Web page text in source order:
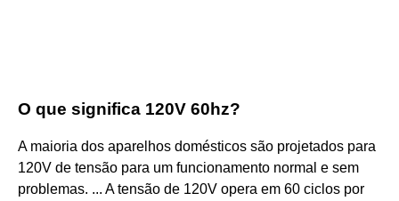
O que significa 120V 60hz?
A maioria dos aparelhos domésticos são projetados para
120V de tensão para um funcionamento normal e sem
problemas. ... A tensão de 120V opera em 60 ciclos por